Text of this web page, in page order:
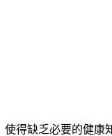
得缺乏必要的健康